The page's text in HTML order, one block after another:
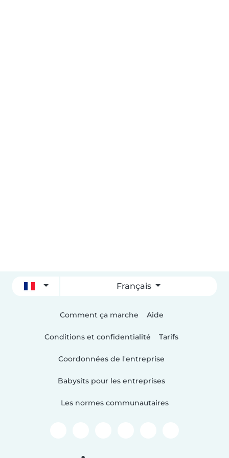
Français
Comment ça marche Aide
Conditions et confidentialité Tarifs
Coordonnées de l'entreprise
Babysits pour les entreprises
Les normes communautaires